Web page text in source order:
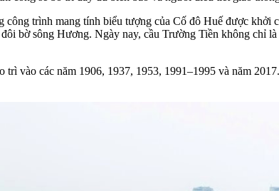
trình mang tính biểu tượng của Cố đô Huế được
bờ sông Hương. Ngày nay, cầu Trường Tiền không chỉ
vào các năm 1906, 1937, 1953, 1991–1995 và năm